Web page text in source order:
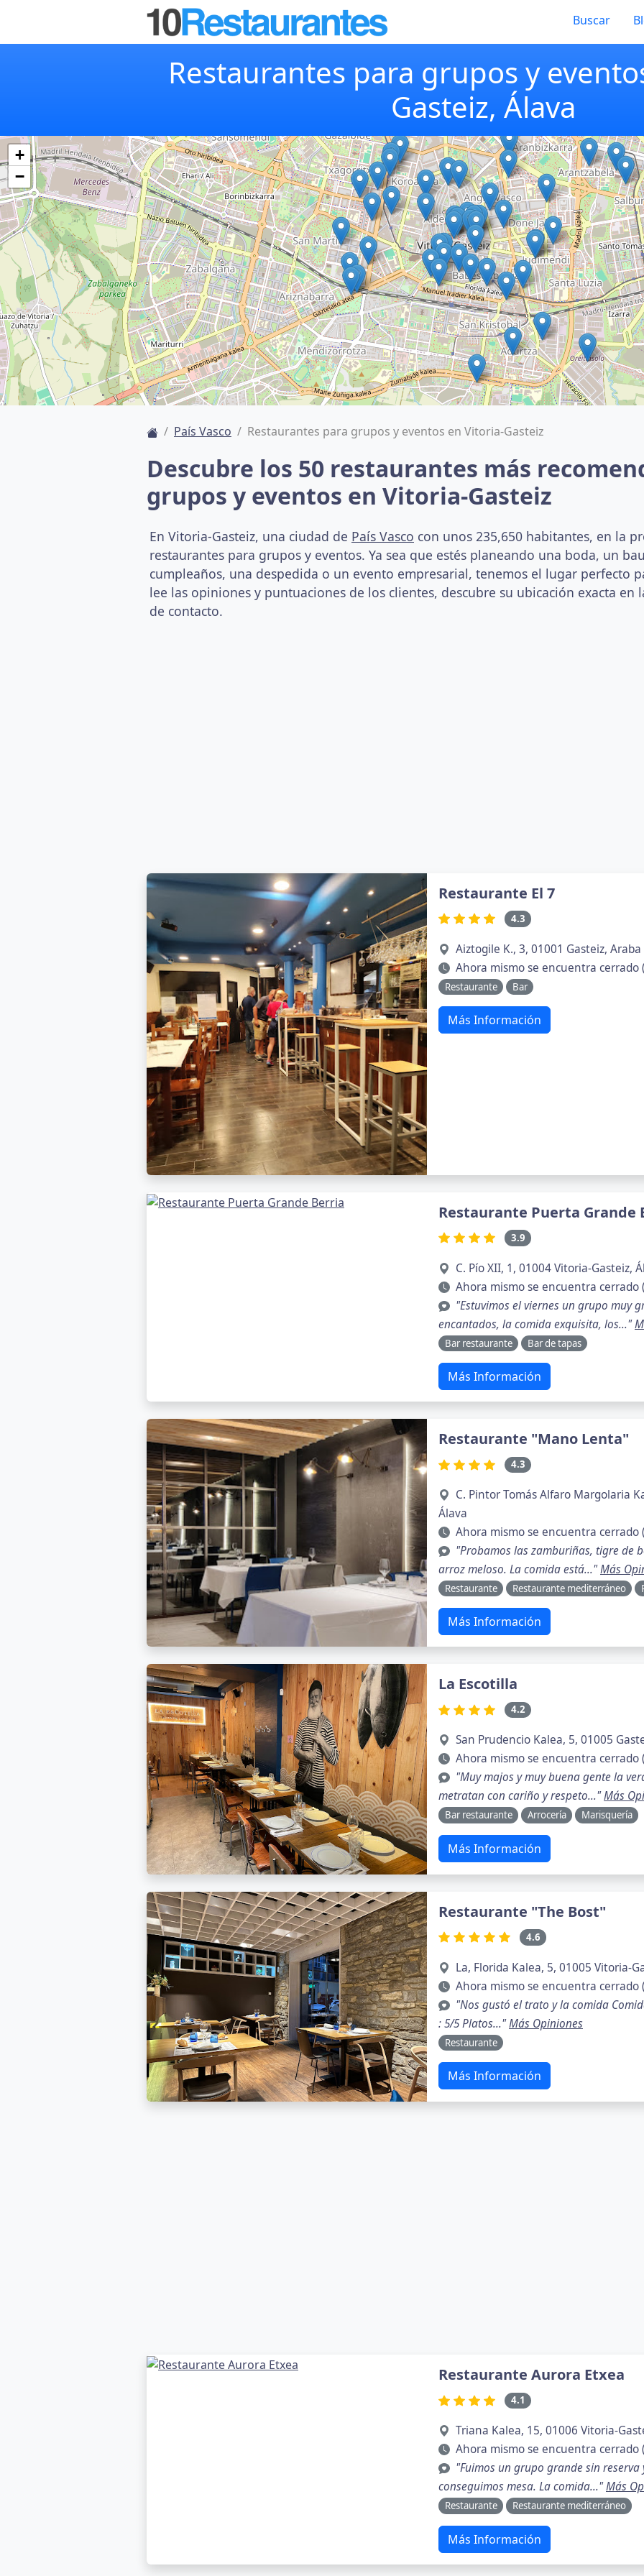
Buscar
Restaurantes para grupos y
Gasteiz, Álava
+
−
País Vasco Restaurantes para grupos y eventos en Vitoria-Gasteiz
Descubre los 50 restaurantes más
grupos y eventos en Vitoria-Gasteiz
En Vitoria-Gasteiz, una ciudad de País Vasco con unos 235,650 habitantes, en la
restaurantes para grupos y eventos. Ya sea que estés planeando una boda, un
cumpleaños, una despedida o un evento empresarial, tenemos el lugar perfecto
lee las opiniones y puntuaciones de los clientes, descubre su ubicación exacta en
de contacto.
Restaurante El 7
4.3
Aiztogile K., 3, 01001 Gasteiz, Araba
Ahora mismo se encuentra cerrado
Restaurante Bar
Más Información
Restaurante Puerta Grande
3.9
C. Pío XII, 1, 01004 Vitoria-Gasteiz,
Ahora mismo se encuentra cerrado
"Estuvimos el viernes un grupo muy
encantados, la comida exquisita, los..."
Bar restaurante Bar de tapas
Más Información
Restaurante "Mano Lenta"
4.3
C. Pintor Tomás Alfaro Margolaria
Álava
Ahora mismo se encuentra cerrado
"Probamos las zamburiñas, tigre de
arroz meloso. La comida está..."Más
Restaurante Restaurante mediterráneo
Más Información
La Escotilla
4.2
San Prudencio Kalea, 5, 01005
Ahora mismo se encuentra cerrado
"Muy majos y muy buena gente la
metratan con cariño y respeto..."Más
Bar restaurante Arrocería Marisquería
Más Información
Restaurante "The Bost"
4.6
La, Florida Kalea, 5, 01005 Vitoria-
Ahora mismo se encuentra cerrado
"Nos gustó el trato y la comida
: 5/5 Platos..."Más Opiniones
Restaurante
Más Información
Restaurante Aurora Etxea
4.1
Triana Kalea, 15, 01006 Vitoria-
Ahora mismo se encuentra cerrado
"Fuimos un grupo grande sin
conseguimos mesa. La comida..."Más
Restaurante Restaurante mediterráneo
Más Información